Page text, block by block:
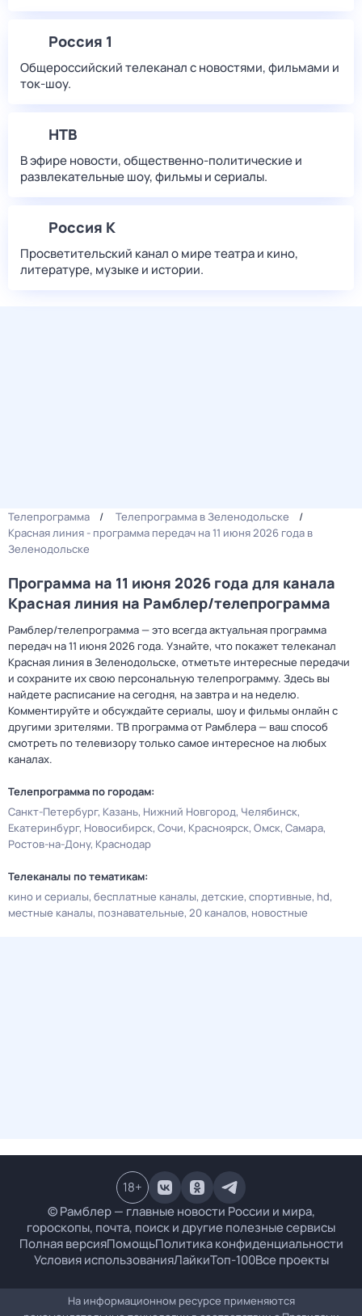
Россия 1
Общероссийский телеканал с новостями, фильмами и
ток-шоу.
НТВ
В эфире новости, общественно-политические и
развлекательные шоу, фильмы и сериалы.
Россия К
Просветительский канал о мире театра и кино,
литературе, музыке и истории.
Телепрограмма
Телепрограмма в Зеленодольске
Красная линия - программа передач на 11 июня 2026 года в
Зеленодольске
Программа на 11 июня 2026 года для канала
Красная линия на Рамблер/телепрограмма
Рамблер/телепрограмма — это всегда актуальная программа
передач на 11 июня 2026 года. Узнайте, что покажет телеканал
Красная линия в Зеленодольске, отметьте интересные передачи
и сохраните их свою персональную телепрограмму. Здесь вы
найдете расписание на сегодня, на завтра и на неделю.
Комментируйте и обсуждайте сериалы, шоу и фильмы онлайн с
другими зрителями. ТВ программа от Рамблера — ваш способ
смотреть по телевизору только самое интересное на любых
каналах.
Телепрограмма по городам:
Санкт-Петербург Казань Нижний Новгород Челябинск
Екатеринбург Новосибирск Сочи Красноярск Омск Самара
Ростов-на-Дону Краснодар
Телеканалы по тематикам:
кино и сериалы бесплатные каналы детские спортивные hd
местные каналы познавательные 20 каналов новостные
© Рамблер — главные новости России и мира,
гороскопы, почта, поиск и другие полезные сервисы
Полная версияПомощьПолитика конфиденциальности
Условия использованияЛайкиТоп-100Все проекты
18+
На информационном ресурсе применяются